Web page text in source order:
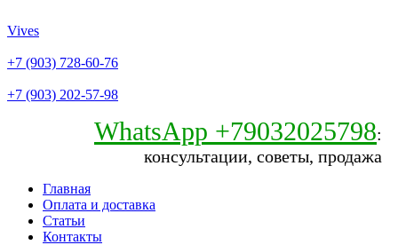
Vives
+7 (903) 728-60-76
+7 (903) 202-57-98
WhatsApp +79032025798:
консультации, советы, продажа
Главная
Оплата и доставка
Статьи
Контакты